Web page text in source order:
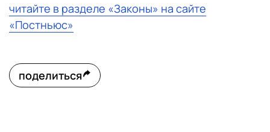
читайте в разделе «Законы» на сайте
«Постньюс»
поделиться